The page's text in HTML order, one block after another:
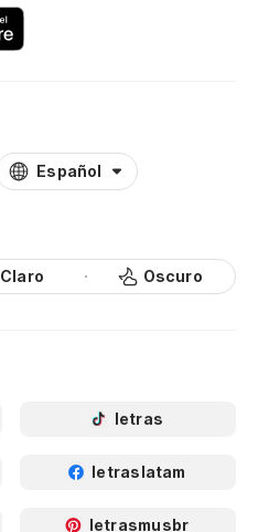
Español
Claro Oscuro
letras
letraslatam
letrasmusbr